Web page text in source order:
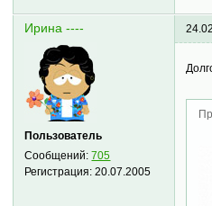
Ирина ----
Пользователь
Сообщений:705
Регистрация:20.07.2005